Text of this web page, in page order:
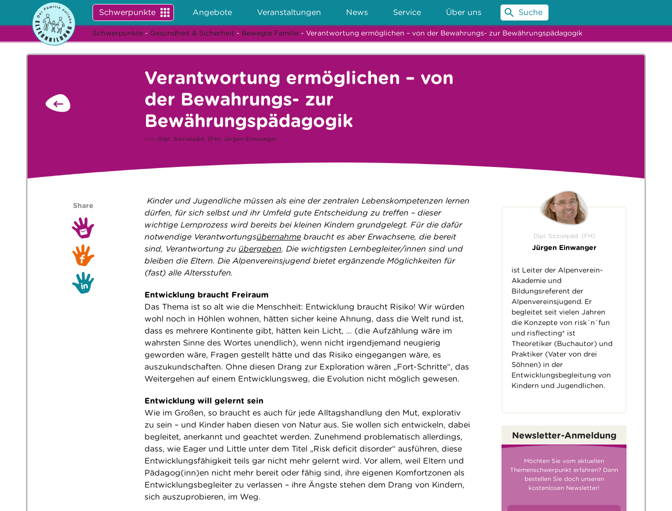
Schwerpunkte Angebote Veranstaltungen News Service Über uns Suche
Schwerpunkte - Gesundheit & Sicherheit - Bewegte Familie - Verantwortung ermöglichen – von der Bewahrungs- zur Bewährungspädagogik
Verantwortung ermöglichen – von
der Bewahrungs- zur
Bewährungspädagogik
von Dipl. Sozialpäd. (FH) Jürgen Einwanger
Kinder und Jugendliche müssen als eine der zentralen Lebenskompetenzen lernen
dürfen, für sich selbst und ihr Umfeld gute Entscheidung zu treffen – dieser
wichtige Lernprozess wird bereits bei kleinen Kindern grundgelegt. Für die dafür
notwendige Verantwortungsübernahme braucht es aber Erwachsene, die bereit
sind, Verantwortung zu übergeben. Die wichtigsten Lernbegleiter/innen sind und
bleiben die Eltern. Die Alpenvereinsjugend bietet ergänzende Möglichkeiten für
(fast) alle Altersstufen.
Entwicklung braucht Freiraum
Das Thema ist so alt wie die Menschheit: Entwicklung braucht Risiko! Wir würden
wohl noch in Höhlen wohnen, hätten sicher keine Ahnung, dass die Welt rund ist,
dass es mehrere Kontinente gibt, hätten kein Licht, … (die Aufzählung wäre im
wahrsten Sinne des Wortes unendlich), wenn nicht irgendjemand neugierig
geworden wäre, Fragen gestellt hätte und das Risiko eingegangen wäre, es
auszukundschaften. Ohne diesen Drang zur Exploration wären „Fort-Schritte“, das
Weitergehen auf einem Entwicklungsweg, die Evolution nicht möglich gewesen.
Entwicklung will gelernt sein
Wie im Großen, so braucht es auch für jede Alltagshandlung den Mut, explorativ
zu sein – und Kinder haben diesen von Natur aus. Sie wollen sich entwickeln, dabei
begleitet, anerkannt und geachtet werden. Zunehmend problematisch allerdings,
dass, wie Eager und Little unter dem Titel „Risk deficit disorder“ ausführen, diese
Entwicklungsfähigkeit teils gar nicht mehr gelernt wird. Vor allem, weil Eltern und
Pädagog(inn)en nicht mehr bereit oder fähig sind, ihre eigenen Komfortzonen als
Entwicklungsbegleiter zu verlassen – ihre Ängste stehen dem Drang von Kindern,
sich auszuprobieren, im Weg.
Share
Dipl. Sozialpäd. (FH)
Jürgen Einwanger
ist Leiter der Alpenverein-
Akademie und
Bildungsreferent der
Alpenvereinsjugend. Er
begleitet seit vielen Jahren
die Konzepte von risk´n´fun
und risflecting® ist
Theoretiker (Buchautor) und
Praktiker (Vater von drei
Söhnen) in der
Entwicklungsbegleitung von
Kindern und Jugendlichen.
Newsletter-Anmeldung
Möchten Sie vom aktuellen
Themenschwerpunkt erfahren? Dann
bestellen Sie doch unseren
kostenlosen Newsletter!